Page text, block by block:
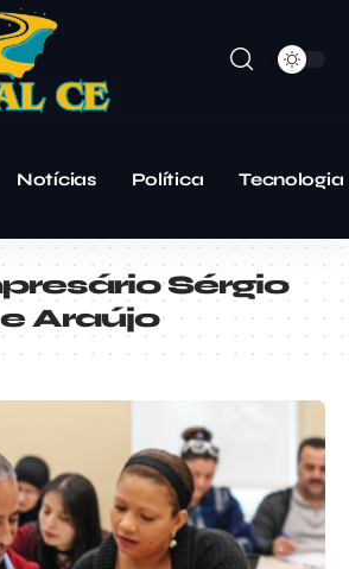
Notícias Política Tecnologia
Sérgio
Araújo